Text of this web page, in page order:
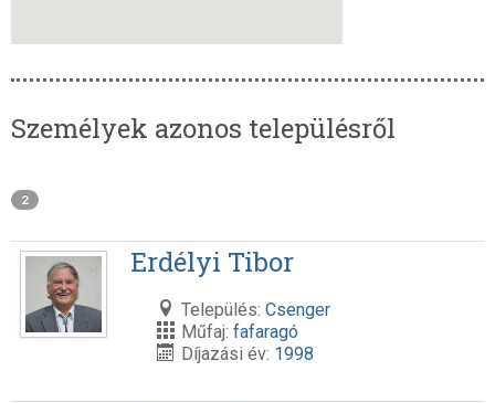
Személyek azonos településről
2
Erdélyi Tibor
Település: Csenger
Műfaj: fafaragó
Díjazási év: 1998